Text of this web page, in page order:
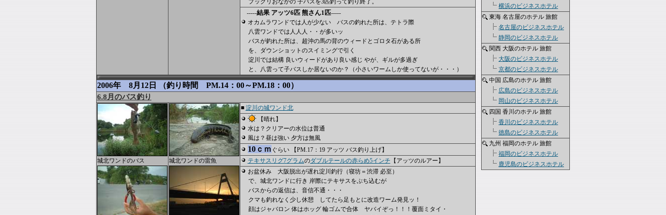
プックリおなかの 子バスを3匹釣って釣り終了。
-----結果 アッツ6匹 熊さん1匹-----
オカムラワンドでは人が少ない バスの釣れた所は、テトラ際
八雲ワンドでは人人人・・が多いッ
バスが釣れた所は、超沖の馬の背のウィードとゴロタ石がある所
を、ダウンショットのスイミングで引く
淀川では結構 良いウィードがあり良い感じ やが、ギルが多過ぎ
と、八雲って子バスしか居ないのか？（小さいワームしか使ってないが・・・）
2006年 8月12日 （釣り時間 PM.14：00～PM.18：00）
6.8月のバス釣り
城北ワンドのバス 城北ワンドの雷魚
■ 淀川の城ワンド北
【晴れ】
水は？クリアーの水位は普通
風は？昼は強い 夕方は無風
10ｃｍ ぐらい 【PM.17：19 アッツ バス釣り上げ】
テキサスリグ7グラムのダブルテールの赤らめ5インチ 【アッツのルアー】
お盆休み 大阪脱出が遅れ淀川釣行（寝坊＝渋滞 必至）
で、城北ワンドに行き 岸際にテキサスをぶち込むが
バスからの返信は、音信不通・・・
クマも釣れなく少し休憩 してたら足もとに改造ワーム発見ッ！
顔はジャバロン 体はホッグ 輪ゴムで合体 ヤバイぞっ！！！覆面ミタイ・
横浜のビジネスホテル
東海 名古屋のホテル 旅館
名古屋のビジネスホテル
静岡のビジネスホテル
関西 大阪のホテル 旅館
大阪のビジネスホテル
京都のビジネスホテル
中国 広島のホテル 旅館
広島のビジネスホテル
岡山のビジネスホテル
四国 香川のホテル 旅館
香川のビジネスホテル
徳島のビジネスホテル
九州 福岡のホテル 旅館
福岡のビジネスホテル
鹿児島のビジネスホテル